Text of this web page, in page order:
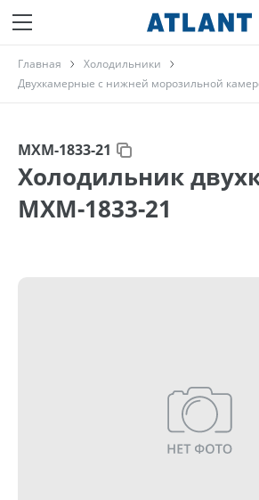
Главная
Холодильники
Двухкамерные с нижней морозильной
МХМ-1833-21
Холодильник
МХМ-1833-21